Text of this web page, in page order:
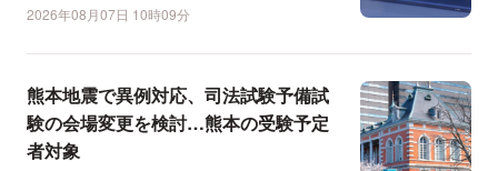
2026年08月07日 10時09分
熊本地震で異例対応、司法試験予備試
験の会場変更を検討…熊本の受験予定
者対象